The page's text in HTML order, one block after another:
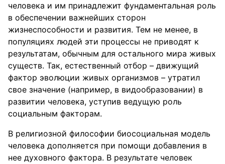
человека и им принадлежит фундаментальная роль
в обеспечении важнейших сторон
жизнеспособности и развития. Тем не менее, в
популяциях людей эти процессы не приводят к
результатам, обычным для остального мира живых
существ. Так, естественный отбор – движущий
фактор эволюции живых организмов – утратил
свое значение (например, в видообразовании) в
развитии человека, уступив ведущую роль
социальным факторам.
В религиозной философии биосоциальная модель
человека дополняется при помощи добавления в
нее духовного фактора. В результате человек